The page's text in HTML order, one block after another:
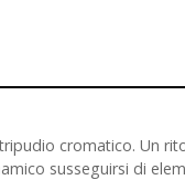
cromatico. Un
susseguirsi di